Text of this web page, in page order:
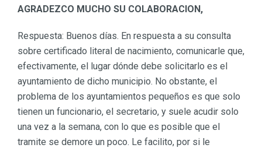
AGRADEZCO MUCHO SU COLABORACION,
Respuesta: Buenos días. En respuesta a su consulta
sobre certificado literal de nacimiento, comunicarle que,
efectivamente, el lugar dónde debe solicitarlo es el
ayuntamiento de dicho municipio. No obstante, el
problema de los ayuntamientos pequeños es que solo
tienen un funcionario, el secretario, y suele acudir solo
una vez a la semana, con lo que es posible que el
tramite se demore un poco. Le facilito, por si le